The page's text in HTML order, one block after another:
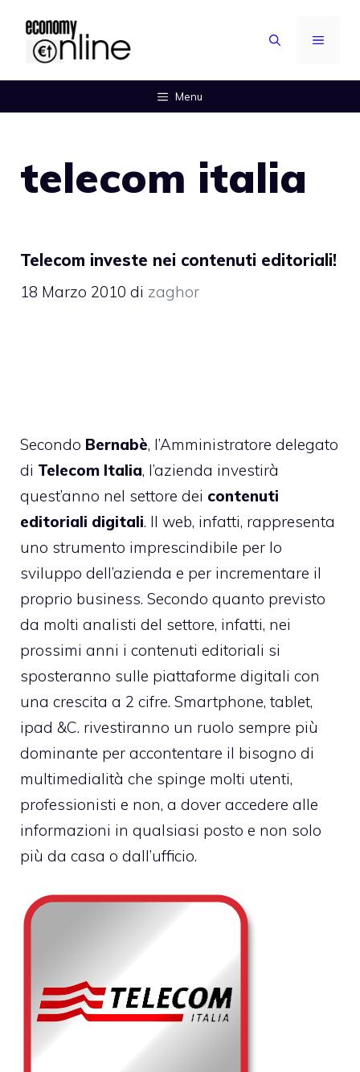
contenuto
MENU
Menu
telecom italia
Telecom investe nei contenuti editoriali!
18 Marzo 2010 di zaghor
Secondo Bernabè, l’Amministratore delegato
di Telecom Italia, l’azienda investirà
quest’anno nel settore dei contenuti
editoriali digitali. Il web, infatti, rappresenta
uno strumento imprescindibile per lo
sviluppo dell’azienda e per incrementare il
proprio business. Secondo quanto previsto
da molti analisti del settore, infatti, nei
prossimi anni i contenuti editoriali si
sposteranno sulle piattaforme digitali con
una crescita a 2 cifre. Smartphone, tablet,
ipad &C. rivestiranno un ruolo sempre più
dominante per accontentare il bisogno di
multimedialità che spinge molti utenti,
professionisti e non, a dover accedere alle
informazioni in qualsiasi posto e non solo
più da casa o dall’ufficio.